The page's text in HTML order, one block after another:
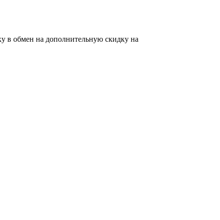
в обмен на дополнительную скидку на